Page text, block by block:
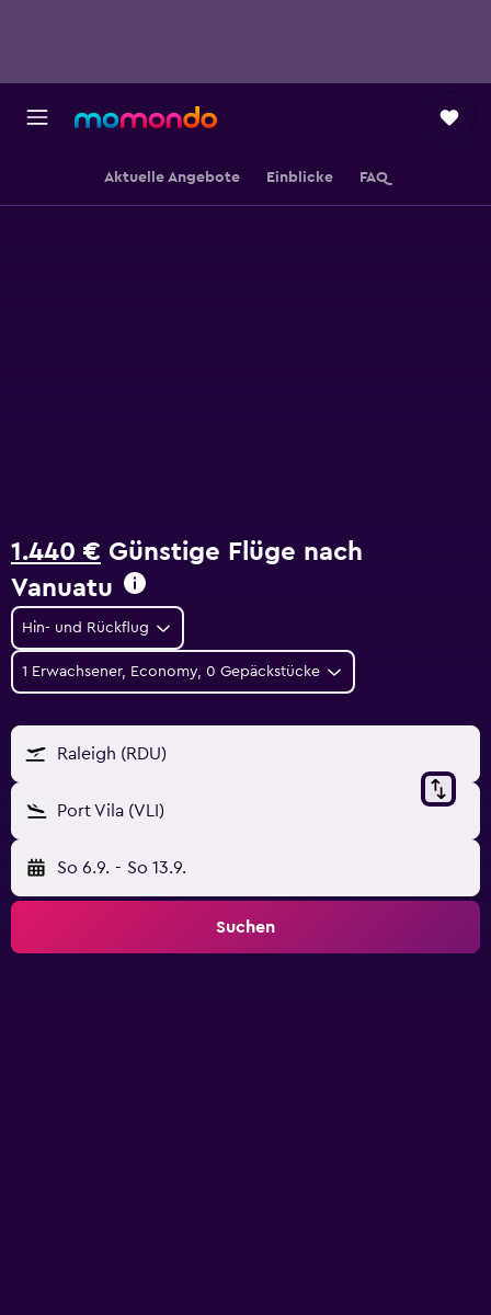
Aktuelle Angebote Einblicke FAQ
1.440 € Günstige Flüge nach
Vanuatu
Hin- und Rückflug
1 Erwachsener, Economy, 0 Gepäckstücke
Raleigh (RDU)
Port Vila (VLI)
So 6.9. - So 13.9.
Suchen